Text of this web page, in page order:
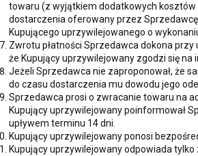
towaru (z wyjątkiem dodatkowych kosztów
dostarczenia oferowany przez
Kupującego uprzywilejowanego o
Zwrotu płatności Sprzedawca dokona
że Kupujący uprzywilejowany zgodzi się
Jeżeli Sprzedawca nie zaproponował, że
do czasu dostarczenia mu dowodu jego
Sprzedawca prosi o zwracanie towaru na
Kupujący uprzywilejowany poinformował
upływem terminu 14 dni.
Kupujący uprzywilejowany ponosi
Kupujący uprzywilejowany odpowiada